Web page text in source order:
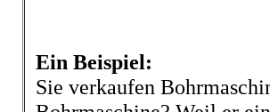
Ein Beispiel:
Sie verkaufen